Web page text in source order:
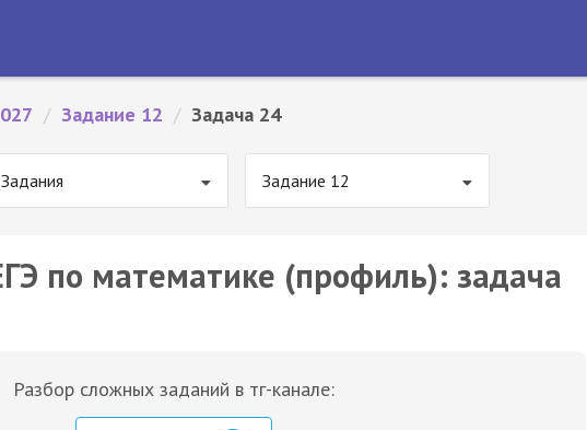
/ Задание 12 / Задача 24
Задания Задание 12
по математике (профиль): задача
Разбор сложных заданий в тг-канале: